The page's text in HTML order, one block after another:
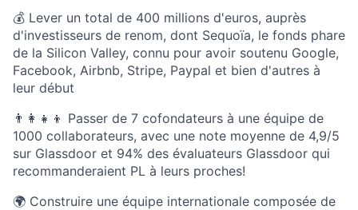
💰 Lever un total de 400 millions d'euros, auprès
d'investisseurs de renom, dont Sequoïa, le fonds phare
de la Silicon Valley, connu pour avoir soutenu Google,
Facebook, Airbnb, Stripe, Paypal et bien d'autres à
leur début
👨‍👩‍👧‍👦 Passer de 7 cofondateurs à une équipe de
1000 collaborateurs, avec une note moyenne de 4,9/5
sur Glassdoor et 94% des évaluateurs Glassdoor qui
recommanderaient PL à leurs proches!
🌍 Construire une équipe internationale composée de